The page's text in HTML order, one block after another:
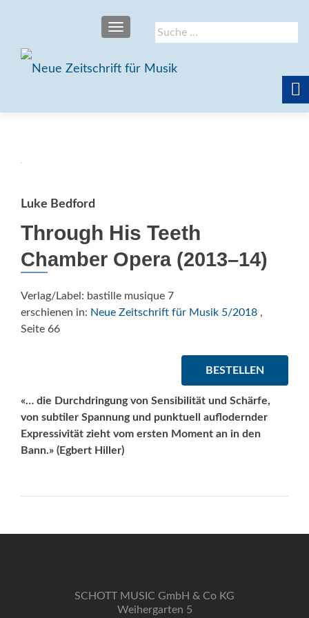
Suche
nach:
SCHALTE NAVIGATION
Luke Bedford
Through His Teeth
Chamber Opera (2013–14)
Verlag/Label: bastille musique 7
erschienen in: Neue Zeitschrift für Musik 5/2018 ,
Seite 66
BESTELLEN
«… die Durchdringung von Sensibilität und Schärfe,
von subtiler Spannung und punktuell auflodernder
Expressivität zieht vom ersten Moment an in den
Bann.» (Egbert Hiller)
SCHOTT MUSIC GmbH & Co KG
Weihergarten 5